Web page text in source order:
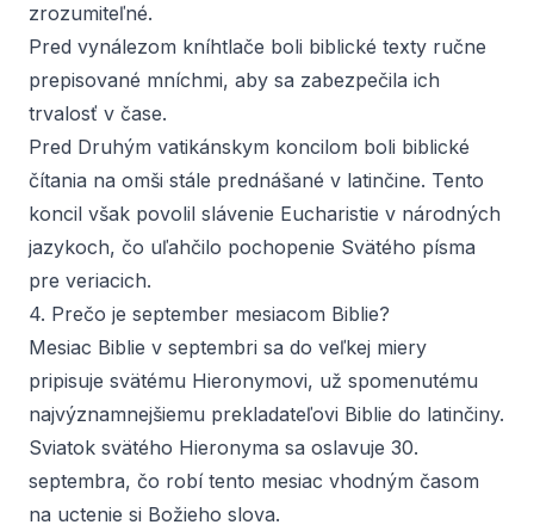
zrozumiteľné.
Pred vynálezom kníhtlače boli biblické texty ručne
prepisované mníchmi, aby sa zabezpečila ich
trvalosť v čase.
Pred Druhým vatikánskym koncilom boli biblické
čítania na omši stále prednášané v latinčine. Tento
koncil však povolil slávenie Eucharistie v národných
jazykoch, čo uľahčilo pochopenie Svätého písma
pre veriacich.
4. Prečo je september mesiacom Biblie?
Mesiac Biblie v septembri sa do veľkej miery
pripisuje svätému Hieronymovi, už spomenutému
najvýznamnejšiemu prekladateľovi Biblie do latinčiny.
Sviatok svätého Hieronyma sa oslavuje 30.
septembra, čo robí tento mesiac vhodným časom
na uctenie si Božieho slova.